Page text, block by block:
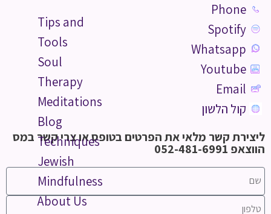
Tips and
Tools
Soul
Therapy
Meditations
Blog
Techniques
Jewish
Mindfulness
About Us
Phone
Spotify
Whatsapp
Youtube
Email
קול הלשון
ליצירת קשר מלאי את הפרטים בטופס או צרי קשר במס
הווצאפ 052-481-6991